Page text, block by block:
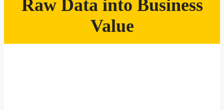
Raw Data into Business
Value